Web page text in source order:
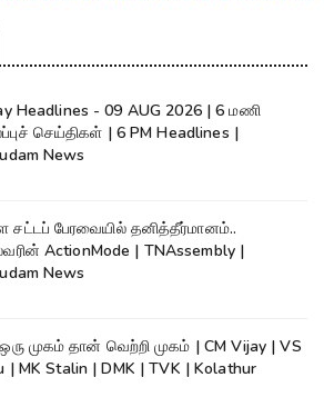
Headlines - 09 AUG 2026 | 6 மணி
செய்திகள் | 6 PM Headlines |
News
சட்டப் பேரவையில் தனித்தீர்மானம்..
ActionMode | TNAssembly |
News
முகம் தான் வெற்றி முகம் | CM Vijay | VS
| MK Stalin | DMK | TVK | Kolathur